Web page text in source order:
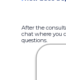
After the
chat where you
questions.